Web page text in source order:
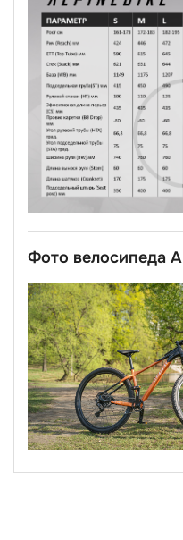
Фото велосипеда